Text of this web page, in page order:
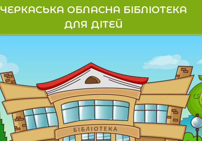
ЧЕРКАСЬКА ОБЛАСНА БІБЛІОТЕКА
ДЛЯ ДІТЕЙ